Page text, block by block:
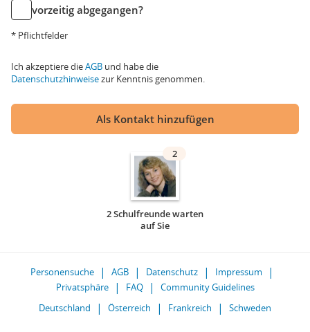
vorzeitig abgegangen?
* Pflichtfelder
Ich akzeptiere dieAGB und habe die
Datenschutzhinweisezur Kenntnis genommen.
Als Kontakt hinzufügen
2
2 Schulfreunde warten
auf Sie
Personensuche AGB Datenschutz
Impressum
Privatsphäre
FAQ
Community Guidelines
Deutschland
Österreich Frankreich Schweden